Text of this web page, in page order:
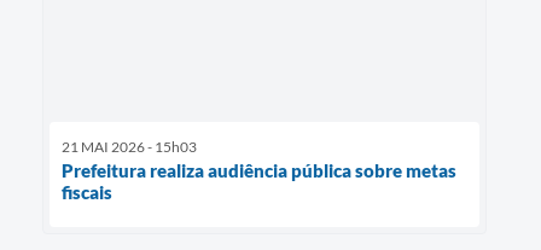
21 MAI 2026 - 15h03
Prefeitura realiza audiência pública sobre metas
fiscais